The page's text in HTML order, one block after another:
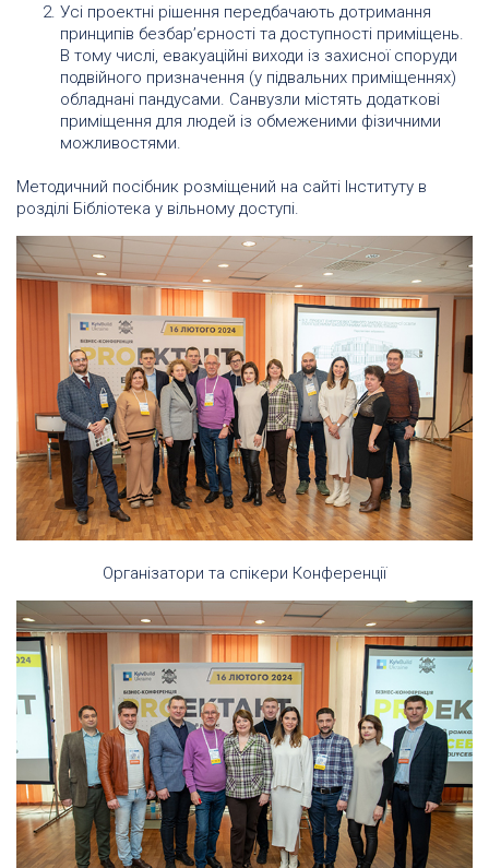
Усі проектні рішення передбачають дотримання
принципів безбар’єрності та доступності приміщень.
В тому числі, евакуаційні виходи із захисної споруди
подвійного призначення (у підвальних приміщеннях)
обладнані пандусами. Санвузли містять додаткові
приміщення для людей із обмеженими фізичними
можливостями.
Методичний посібник розміщений на сайті Інституту в
розділі Бібліотека у вільному доступі.
Організатори та спікери Конференції